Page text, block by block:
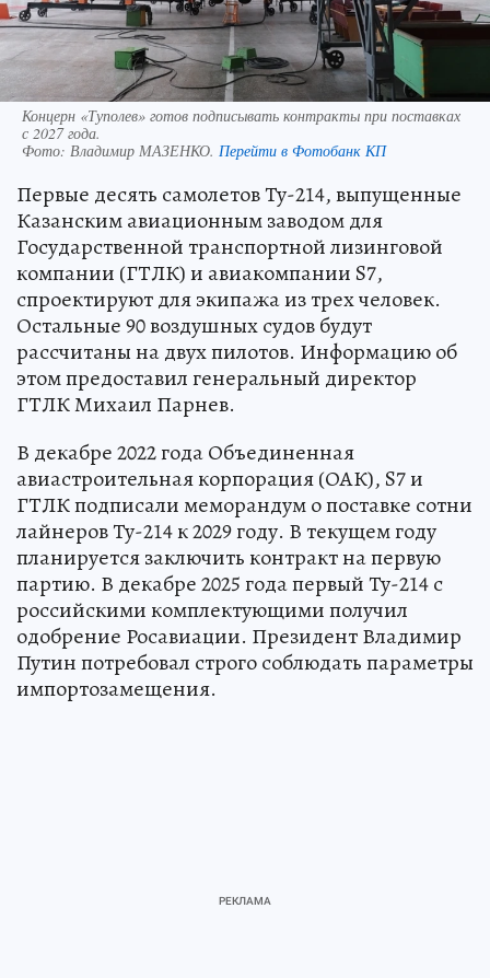
Концерн «Туполев» готов подписывать контракты при поставках
с 2027 года.
Фото: Владимир МАЗЕНКО. Перейти в Фотобанк КП
Первые десять самолетов Ту-214, выпущенные
Казанским авиационным заводом для
Государственной транспортной лизинговой
компании (ГТЛК) и авиакомпании S7,
спроектируют для экипажа из трех человек.
Остальные 90 воздушных судов будут
рассчитаны на двух пилотов. Информацию об
этом предоставил генеральный директор
ГТЛК Михаил Парнев.
В декабре 2022 года Объединенная
авиастроительная корпорация (ОАК), S7 и
ГТЛК подписали меморандум о поставке сотни
лайнеров Ту-214 к 2029 году. В текущем году
планируется заключить контракт на первую
партию. В декабре 2025 года первый Ту-214 с
российскими комплектующими получил
одобрение Росавиации. Президент Владимир
Путин потребовал строго соблюдать параметры
импортозамещения.